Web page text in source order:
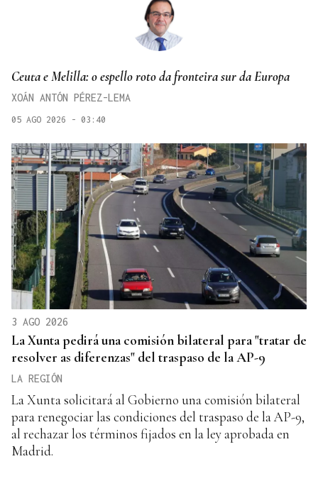
Ceuta e Melilla: o espello roto da fronteira sur da Europa
XOÁN ANTÓN PÉREZ-LEMA
05 AGO 2026 - 03:40
3 AGO 2026
La Xunta pedirá una comisión bilateral para "tratar de
resolver as diferenzas" del traspaso de la AP-9
LA REGIÓN
La Xunta solicitará al Gobierno una comisión bilateral
para renegociar las condiciones del traspaso de la AP-9,
al rechazar los términos fijados en la ley aprobada en
Madrid.